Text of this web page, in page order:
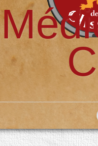
L'ASSOCIATION